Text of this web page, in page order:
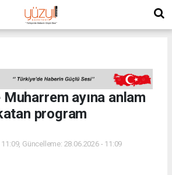
ayına anlam
program
Güncelleme: 28.06.2026 - 11:09